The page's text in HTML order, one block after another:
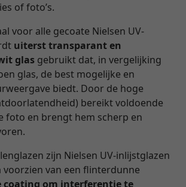
of foto’s.
voor alle gecoate Nielsen UV-
uiterst transparant en
glas gebruikt dat, in vergelijking
glas, de best mogelijke en
biedt. Door de hoge
bereikt voldoende
foto en brengt hem scherp en
zijn Nielsen UV-inlijstglazen
voorzien van een flinterdunne
coating om interferentie te